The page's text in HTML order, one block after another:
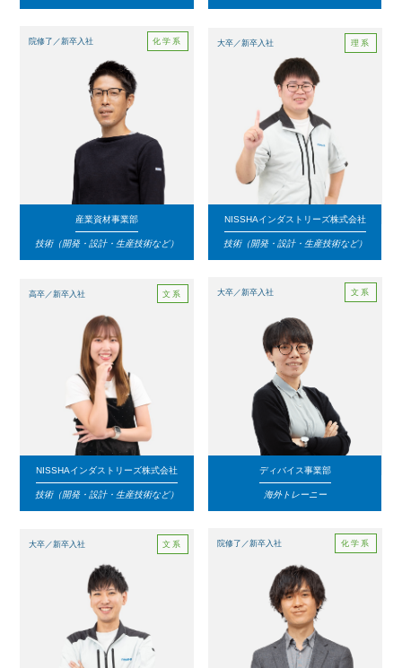
産業資材事業部
技術（開発・設計・生産技術など）
化学系
院修了／新卒入社
NISSHAインダストリーズ株式会社
技術（開発・設計・生産技術など）
理系
大卒／新卒入社
NISSHAインダストリーズ株式会社
技術（開発・設計・生産技術など）
文系
高卒／新卒入社
ディバイス事業部
海外トレーニー
文系
大卒／新卒入社
文系
大卒／新卒入社 化学系
院修了／新卒入社